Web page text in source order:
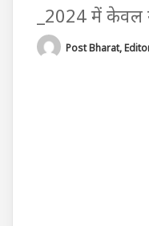
_2024 में केवल
Post Bharat,